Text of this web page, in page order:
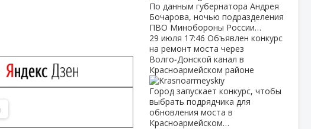
По данным губернатора Андрея
Бочарова, ночью подразделения
ПВО Минобороны России…
29 июля 17:46 Объявлен конкурс
на ремонт моста через
Волго‑Донской канал в
Красноармейском районе
Город запускает конкурс, чтобы
выбрать подрядчика для
обновления моста в
Красноармейском…